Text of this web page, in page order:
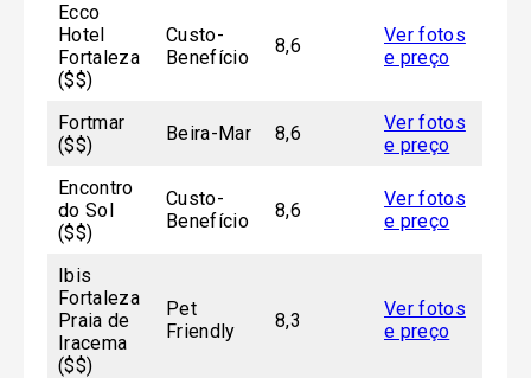
Ecco
Hotel
Fortaleza
($$)
Custo-
Benefício
8,6
Ver fotos
e preço
Fortmar
($$)
Beira-Mar 8,6
Ver fotos
e preço
Encontro
do Sol
($$)
Custo-
Benefício
8,6
Ver fotos
e preço
Ibis
Fortaleza
Praia de
Iracema
($$)
Pet
Friendly
8,3
Ver fotos
e preço